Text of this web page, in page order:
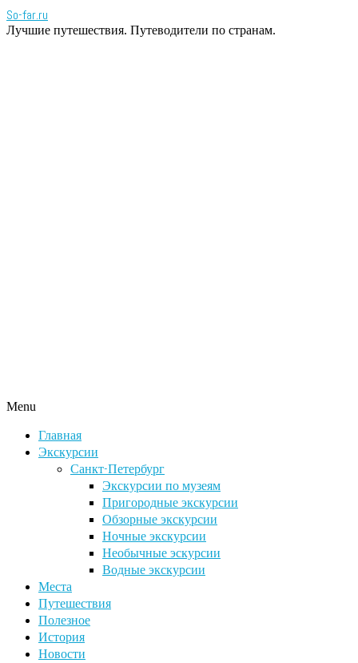
So-far.ru
Лучшие путешествия. Путеводители по странам.
Menu
Главная
Экскурсии
Санкт-Петербург
Экскурсии по музеям
Пригородные экскурсии
Обзорные экскурсии
Ночные экскурсии
Необычные эскурсии
Водные экскурсии
Места
Путешествия
Полезное
История
Новости